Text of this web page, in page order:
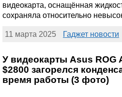
видеокарта, оснащённая
сохраняла относительно
11 марта 2025 Гаджет новости
У видеокарты Asus ROG
$2800 загорелся
время работы (3 фото)